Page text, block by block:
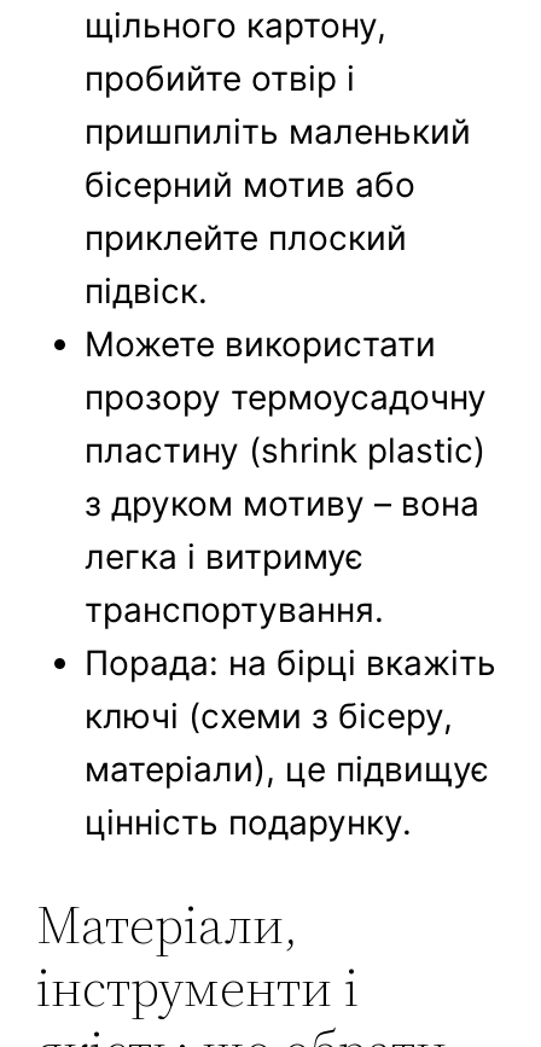
щільного картону,
пробийте отвір і
пришпиліть маленький
бісерний мотив або
приклейте плоский
підвіск.
Можете використати
прозору термоусадочну
пластину (shrink plastic)
з друком мотиву – вона
легка і витримує
транспортування.
Порада: на бірці вкажіть
ключі (схеми з бісеру,
матеріали), це підвищує
цінність подарунку.
Матеріали,
інструменти і